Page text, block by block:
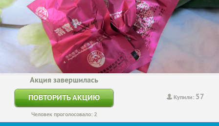
Купили: 57
Акция завершилась
ПОВТОРИТЬ АКЦИЮ
Человек проголосовало: 2